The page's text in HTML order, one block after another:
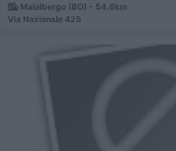
Malalbergo (BO) - 54.6km
Via Nazionale 425